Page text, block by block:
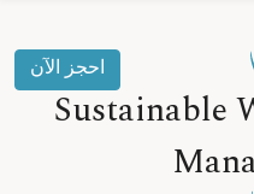
احجز الآن
Sustainable